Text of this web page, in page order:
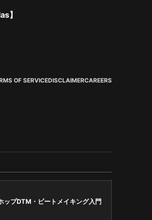
】
OF SERVICEDISCLAIMERCAREERS
ップDTM・ビートメイキング入門